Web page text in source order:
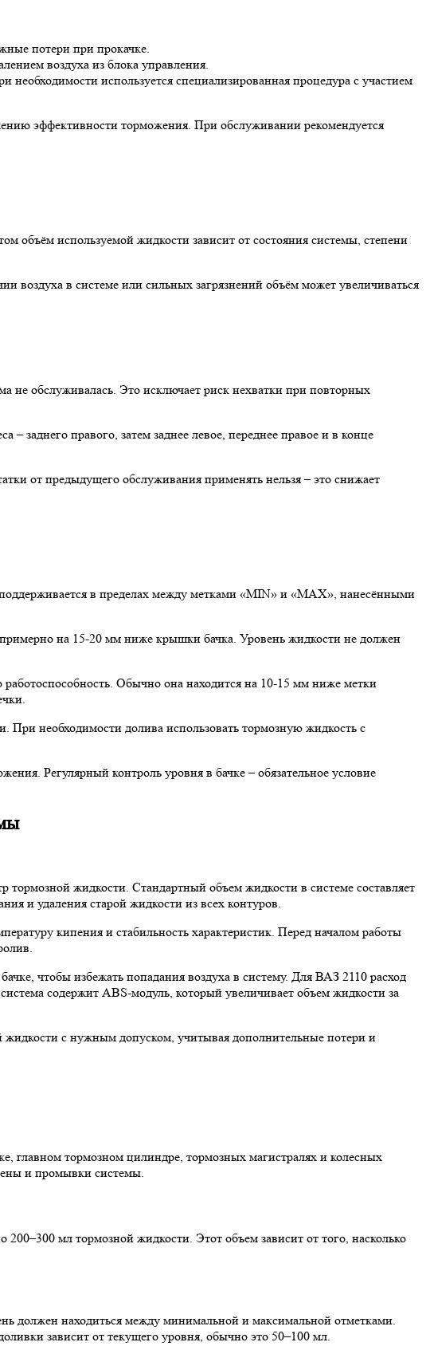
потери при прокачке.
воздуха из блока управления.
используется специализированная процедура с участием
эффективности торможения. При обслуживании рекомендуется
объём используемой жидкости зависит от состояния системы, степени
воздуха в системе или сильных загрязнений объём может увеличиваться
не обслуживалась. Это исключает риск нехватки при повторных
– заднего правого, затем заднее левое, переднее правое и в конце
от предыдущего обслуживания применять нельзя – это снижает
в пределах между метками «MIN» и «MAX», нанесёнными
на 15-20 мм ниже крышки бачка. Уровень жидкости не должен
Обычно она находится на 10-15 мм ниже метки
При необходимости долива использовать тормозную жидкость с
Регулярный контроль уровня в бачке – обязательное условие
жидкости. Стандартный объем жидкости в системе составляет
и удаления старой жидкости из всех контуров.
кипения и стабильность характеристик. Перед началом работы
чтобы избежать попадания воздуха в систему. Для ВАЗ 2110 расход
содержит ABS-модуль, который увеличивает объем жидкости за
с нужным допуском, учитывая дополнительные потери и
главном тормозном цилиндре, тормозных магистралях и колесных
и промывки системы.
мл тормозной жидкости. Этот объем зависит от того, насколько
должен находиться между минимальной и максимальной отметками.
зависит от текущего уровня, обычно это 50–100 мл.